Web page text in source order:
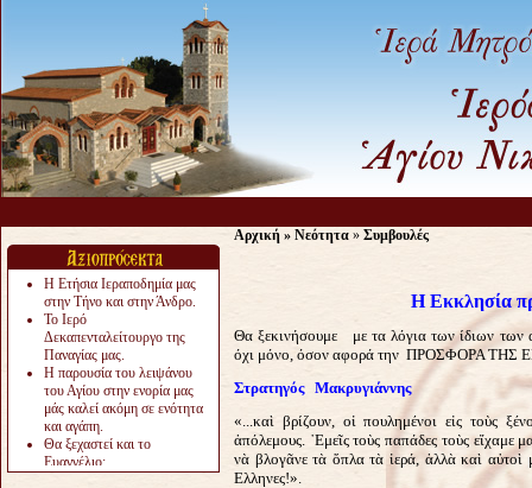
Η Ετήσια Ιεραποδημία μας
στην Τήνο και στην Άνδρο.
Το Ιερό
Δεκαπενταλείτουργο της
Παναγίας μας.
Η παρουσία του λειψάνου
του Αγίου στην ενορία μας
μάς καλεί ακόμη σε ενότητα
και αγάπη.
Θα ξεχαστεί και το
Ευαγγέλιο;
Αρχική » Νεότητα » Συμβουλές
Η Εκκλησία
Θα ξεκινήσουμε με τα λόγια των ίδιων των
όχι μόνο, όσον αφορά την ΠΡΟΣΦΟΡΑ
Στρατηγός Μακρυγιάννης
«...καὶ βρίζουν, οἱ πουλημένοι εἰς τοὺς
ἀπόλεμους. ᾽Εμεῖς τοὺς παπάδες τοὺς εἴχαμε
νὰ βλογᾶνε τὰ ὅπλα τὰ ἱερά, ἀλλὰ καὶ αὐτοὶ
Ελληνες!».